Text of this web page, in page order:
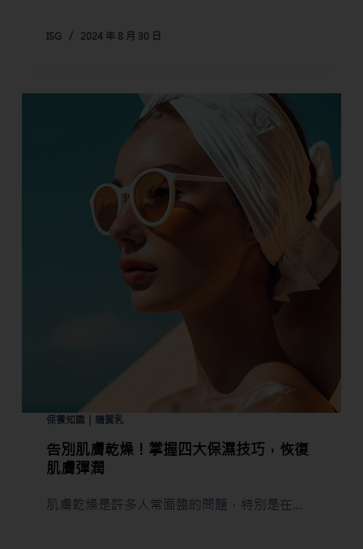
ISG 2024 年 8 月 30 日
保養知識｜精質乳
告別肌膚乾燥！掌握四大保濕技巧，恢復
肌膚彈潤
肌膚乾燥是許多人常面臨的問題，特別是在…